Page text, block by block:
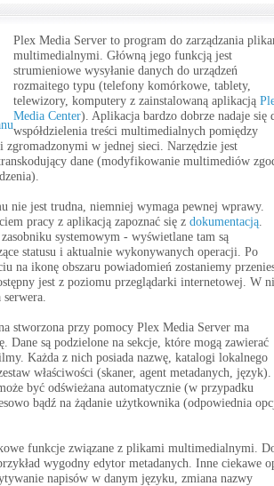
Plex Media Server to program do zarządzania
multimedialnymi. Główną jego funkcją jest
strumieniowe wysyłanie danych do urządzeń
rozmaitego typu (telefony komórkowe, tablety,
telewizory, komputery z zainstalowaną aplikacją
Media Center). Aplikacja bardzo dobrze nadaje się
współdzielenia treści multimedialnych pomiędzy
zgromadzonymi w jednej sieci. Narzędzie jest
dane (modyfikowanie multimediów
nie jest trudna, niemniej wymaga pewnej wprawy.
pracy z aplikacją zapoznać się z dokumentacją.
systemowym - wyświetlane tam są
statusu i aktualnie wykonywanych operacji. Po
na ikonę obszaru powiadomień zostaniemy
jest z poziomu przeglądarki internetowej. W
stworzona przy pomocy Plex Media Server ma
Dane są podzielone na sekcje, które mogą zawierać
Każda z nich posiada nazwę, katalogi lokalnego
właściwości (skaner, agent metadanych, język).
być odświeżana automatycznie (w przypadku
bądź na żądanie użytkownika (odpowiednia
funkcje związane z plikami multimedialnymi.
wygodny edytor metadanych. Inne ciekawe
napisów w danym języku, zmiana nazwy